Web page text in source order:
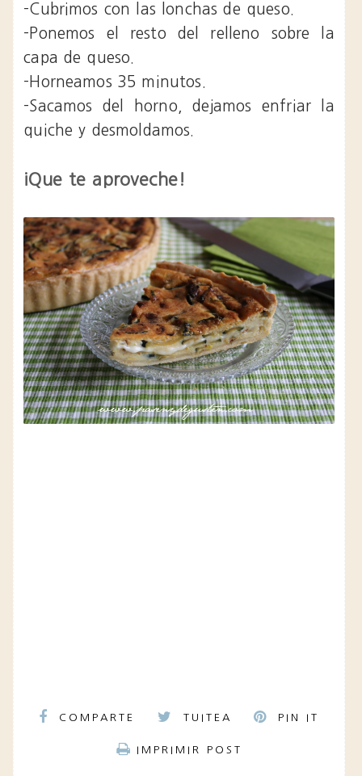
-Cubrimos con las lonchas de queso.
-Ponemos el resto del relleno sobre la
capa de queso.
-Horneamos 35 minutos.
-Sacamos del horno, dejamos enfriar la
quiche y desmoldamos.
¡Que te aproveche!
COMPARTE TUITEA PIN IT
IMPRIMIR POST